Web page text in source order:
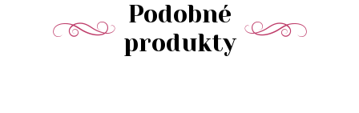
Podobné
produkty